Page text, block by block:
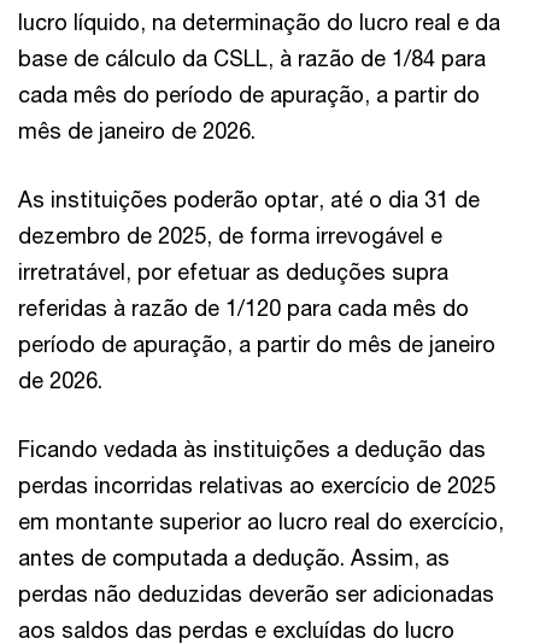
lucro líquido, na determinação do lucro real e da
base de cálculo da CSLL, à razão de 1/84 para
cada mês do período de apuração, a partir do
mês de janeiro de 2026.
As instituições poderão optar, até o dia 31 de
dezembro de 2025, de forma irrevogável e
irretratável, por efetuar as deduções supra
referidas à razão de 1/120 para cada mês do
período de apuração, a partir do mês de janeiro
de 2026.
Ficando vedada às instituições a dedução das
perdas incorridas relativas ao exercício de 2025
em montante superior ao lucro real do exercício,
antes de computada a dedução. Assim, as
perdas não deduzidas deverão ser adicionadas
aos saldos das perdas e excluídas do lucro